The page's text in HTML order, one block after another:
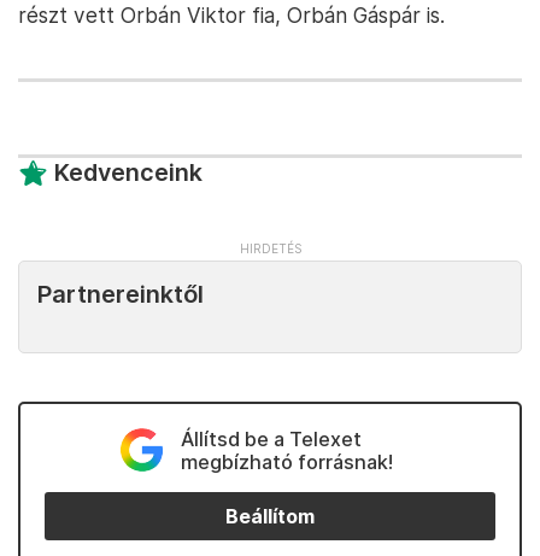
részt vett Orbán Viktor fia, Orbán Gáspár is.
Kedvenceink
Partnereinktől
Állítsd be a Telexet
megbízható forrásnak!
Beállítom